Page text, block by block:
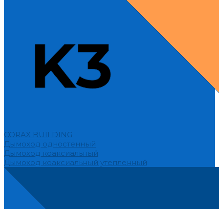
CORAX BUILDING
Дымоход одностенный
Дымоход коаксиальный
Дымоход коаксиальный утепленный